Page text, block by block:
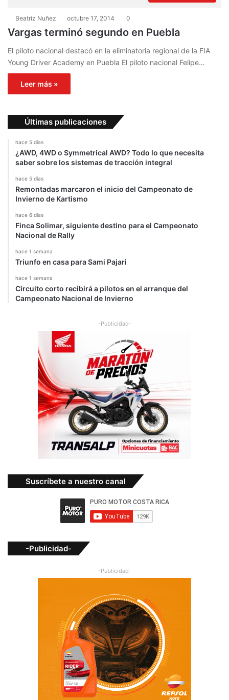
Beatriz Nuñez octubre 17, 2014 0
Vargas terminó segundo en Puebla
El piloto nacional destacó en la eliminatoria regional de la FIA
Young Driver Academy en Puebla El piloto nacional Felipe…
Leer más »
Últimas publicaciones
hace 5 días
¿AWD, 4WD o Symmetrical AWD? Todo lo que necesita
saber sobre los sistemas de tracción integral
hace 5 días
Remontadas marcaron el inicio del Campeonato de
Invierno de Kartismo
hace 6 días
Finca Solimar, siguiente destino para el Campeonato
Nacional de Rally
hace 1 semana
Triunfo en casa para Sami Pajari
hace 1 semana
Circuito corto recibirá a pilotos en el arranque del
Campeonato Nacional de Invierno
-Publicidad-
Suscríbete a nuestro canal
-Publicidad-
-Publicidad-